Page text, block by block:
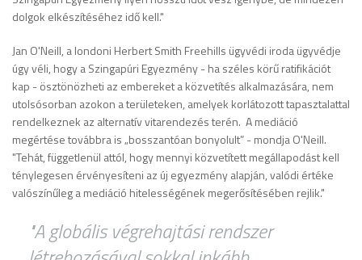
dolgok elkészítéséhez idő kell."
Jan O'Neill, a londoni Herbert Smith Freehills ügyvédi iroda ügyvédje
úgy véli, hogy a Szingapúri Egyezmény - ha széles körű ratifikációt
kap - ösztönözheti az embereket a közvetítés alkalmazására, nem
utolsósorban azokon a területeken, amelyek korlátozott tapasztalattal
rendelkeznek az alternatív vitarendezés terén. A mediáció
megértése továbbra is „bosszantóan bonyolult” - mondja O'Neill.
"Tehát, függetlenül attól, hogy mennyi közvetített megállapodást kell
ténylegesen érvényesíteni az új egyezmény alapján, valódi értéke
valószínűleg a mediáció hitelességének megerősítésében rejlik."
"A globális végrehajtási rendszer